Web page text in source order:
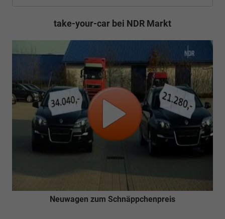
take-your-car bei NDR Markt
Neuwagen zum Schnäppchenpreis